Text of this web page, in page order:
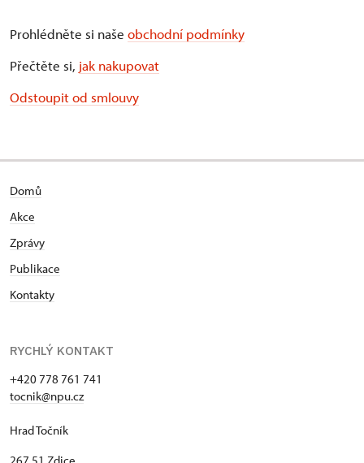
Prohlédněte si naše obchodní podmínky
Přečtěte si, jak nakupovat
Odstoupit od smlouvy
Domů
Akce
Zprávy
Publikace
Kontakty
RYCHLÝ KONTAKT
+420 778 761 741
tocnik@npu.cz
Hrad Točník